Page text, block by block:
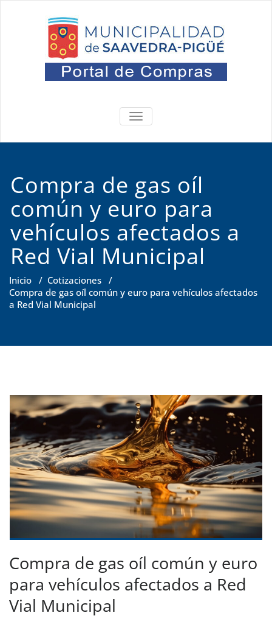
Portal
Oficina de Compras
ALTERNAR
NAVEGACIÓN
Compra de gas oíl
común y euro para
vehículos afectados a
Red Vial Municipal
Inicio / Cotizaciones /
Compra de gas oíl común y euro para vehículos afectados
a Red Vial Municipal
Compra de gas oíl común y euro
para vehículos afectados a Red
Vial Municipal